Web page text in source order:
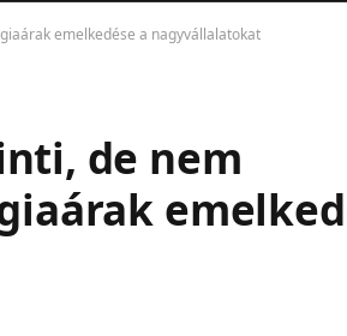
emelkedése a nagyvállalatokat
de nem